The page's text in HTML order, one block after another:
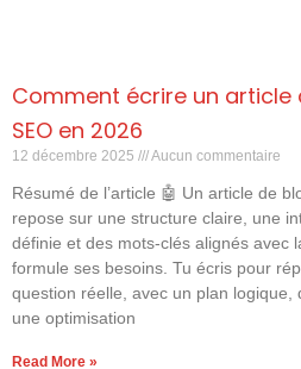
Comment écrire un
SEO en 2026
12 décembre 2025 Aucun commentaire
Résumé de l’article 🤖 Un article de
repose sur une structure claire, une
définie et des mots-clés alignés avec
formule ses besoins. Tu écris pour
question réelle, avec un plan logique,
une optimisation
Read More »